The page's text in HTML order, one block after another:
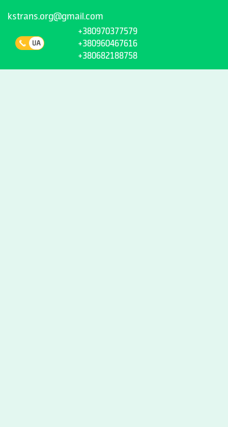
kstrans.org@gmail.com
+380970377579
+380960467616
+380682188758